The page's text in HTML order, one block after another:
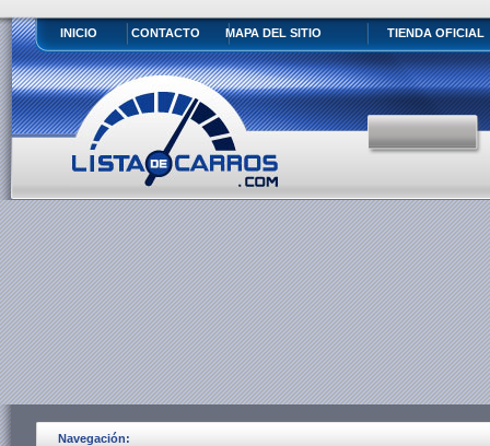
INICIO CONTACTO MAPA DEL SITIO TIENDA OFICIAL
Navegación: